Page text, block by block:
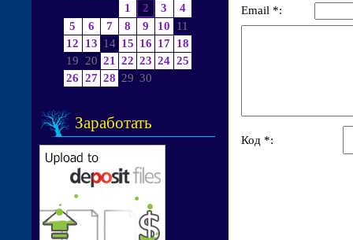
1
2 3
4
5
6 7 8 9 10
11
12
13 14 15 16 17 18
19
20 21 22 23 24 25
26 27 28 29 30
Заработать
Email *:
Код *: